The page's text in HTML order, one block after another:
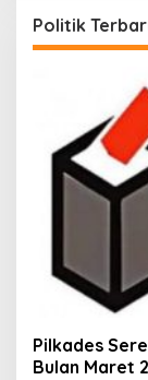
Politik
Pilkades
Bulan Maret